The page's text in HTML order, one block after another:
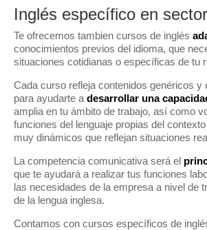
Inglés específico en
Te ofrecemos tambien cursos de inglés
conocimientos previos del idioma, que
situaciones cotidianas o específicas de tu
Cada curso refleja contenidos genéricos y
para ayudarte a desarrollar una
amplia en tu ámbito de trabajo, así como
funciones del lenguaje propias del
muy dinámicos que reflejan situaciones
La competencia comunicativa será el
que te ayudará a realizar tus funciones
las necesidades de la empresa a nivel de
de la lengua inglesa.
Contamos con cursos específicos de